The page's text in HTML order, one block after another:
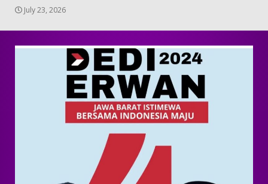
July 23, 2026